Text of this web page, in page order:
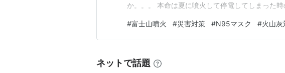
か。。。 本命は夏に噴火して停電してしまった
のため。ただ、ベランダには出られないと思うの
か）は微妙。 しかもこのソーラーパネル。裏に
#富士山噴火 #災害対策 #N95マスク #火山灰
ネットで話題